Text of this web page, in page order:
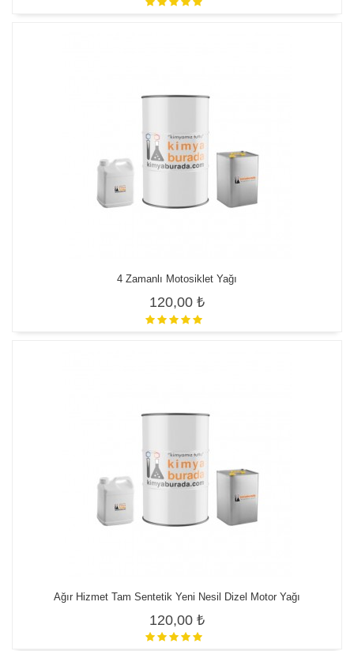
4 Zamanlı Motosiklet Yağı
120,00 ₺
Ağır Hizmet Tam Sentetik Yeni Nesil Dizel Motor Yağı
120,00 ₺